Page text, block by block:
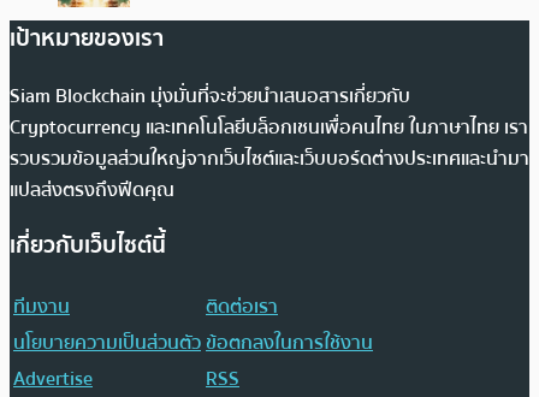
เป้าหมายของเรา
Siam Blockchain มุ่งมั่นที่จะช่วยนำเสนอสารเกี่ยวกับ
Cryptocurrency และเทคโนโลยีบล็อกเชนเพื่อคนไทย ในภาษาไทย เรา
รวบรวมข้อมูลส่วนใหญ่จากเว็บไซต์และเว็บบอร์ดต่างประเทศและนำมา
แปลส่งตรงถึงฟีดคุณ
เกี่ยวกับเว็บไซต์นี้
ทีมงาน
ติดต่อเรา
นโยบายความเป็นส่วนตัวข้อตกลงในการใช้งาน
Advertise
RSS